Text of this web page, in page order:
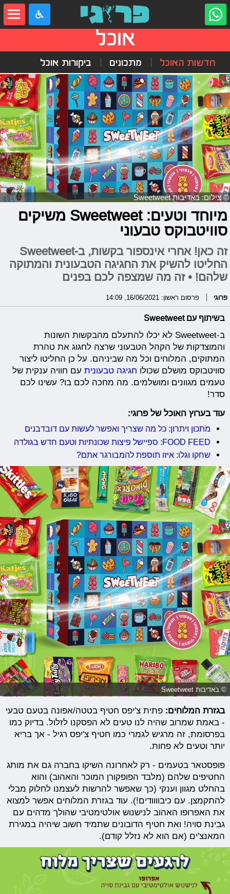
אוכל
חדשות האוכל מתכונים ביקורות אוכל
© צילום: באדיבות Sweetweet
מיוחד וטעים: Sweetweet משיקים
סוויטבוקס טבעוני
זה כאן! אחרי אינספור בקשות, ב-Sweetweet
החליטו להשיק את החגיגה הטבעונית והמתוקה
שלהם! • זה מה שמצפה לכם בפנים
פרוגי פרסום ראשון: 16/06/2021, 14:09
בשיתוף עם Sweetweet
ב-Sweetweet לא יכלו להתעלם מהבקשות השונות
והמוצדקות של הקהל הטבעוני שרצה לחגוג את טהרת
המתוקים, המלוחים וכל מה שביניהם. על כן החליטו ליצור
סוויטבוקס מושלם שכולו חגיגה טבעונית עם חוויה ענקית של
טעמים מגוונים ומושלמים. מה מחכה לכם בו? עשינו לכם
סדר!
עוד בערוץ האוכל של פרוגי:
מתכון ויתרון: כל מה שצריך ואפשר לעשות עם דובדבנים
FOOD FEED: ספיישל פיצות שכונתיות וטעם חדש בגולדה
שחקו וגלו: איזו תוספת להמבורגר אתם?
© באדיבות Sweetweet
בגזרת המלוחים:פתית צ'יפס חטיף בטטה/אפונה בטעם טבעי
- באמת שמרוב שהיה לנו טעים לא הפסקנו לזלול. בדיוק כמו
בפרסומת, זה מרגיש לגמרי כמו חטיף צ'יפס רגיל - אך בריא
יותר וטעים לא פחות.
פופסטאר בטעמים - רק לאחרונה השיקו בחברה גם את מותג
החטיפים שלהם (מלבד הפופקורן המוכר והאהוב) והוא
בהחלט מגוון וענקי (כך שאפשר להרשות לעצמנו לחלוק מבלי
להתקמצן. עם כיבוווודים!). עוד בגזרת המלוחים אפשר למצוא
את האפרופו האהוב לנישנוש אולטימטיבי שהולך מדהים עם
גבינת סויה! ואת חטיף הדובונים שתמיד חשוב שיהיה במגירת
המאנצ'ים (אם הוא לא נזלל קודם).